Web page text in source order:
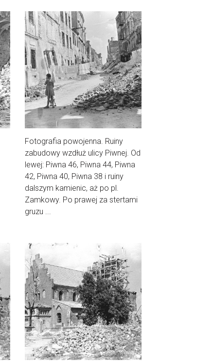
Fotografia powojenna. Ruiny
zabudowy wzdłuż ulicy Piwnej. Od
lewej: Piwna 46, Piwna 44, Piwna
42, Piwna 40, Piwna 38 i ruiny
dalszym kamienic, aż po pl.
Zamkowy. Po prawej za stertami
gruzu ...